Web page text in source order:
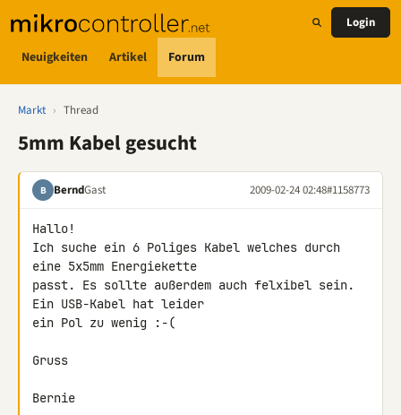
Neuigkeiten Artikel Forum
Login
Markt › Thread
5mm Kabel gesucht
B BerndGast 2009-02-24 02:48#1158773
Hallo!
Ich suche ein 6 Poliges Kabel welches durch
eine 5x5mm Energiekette
passt. Es sollte außerdem auch felxibel sein.
Ein USB-Kabel hat leider
ein Pol zu wenig :-(
Gruss
Bernie